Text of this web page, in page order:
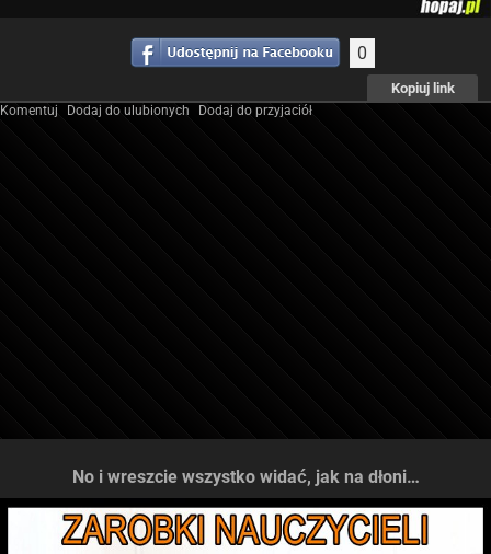
0
Kopiuj link
Komentuj Dodaj do ulubionych Dodaj do przyjaciół
No i wreszcie wszystko widać, jak na dłoni…